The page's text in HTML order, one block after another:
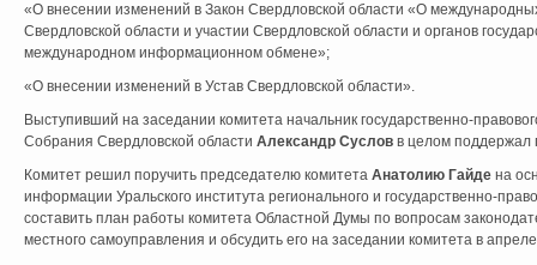
«О внесении изменений в Закон Свердловской области «О
Свердловской области и участии Свердловской области и органов
международном информационном обмене»;
«О внесении изменений в Устав Свердловской области».
Выступивший на заседании комитета начальник государственно-
Собрания Свердловской области Александр Суслов в целом поддержал
Комитет решил поручить председателю комитета Анатолию Гайде на
информации Уральского института регионального и государственно-
составить план работы комитета Областной Думы по вопросам
местного самоуправления и обсудить его на заседании комитета в